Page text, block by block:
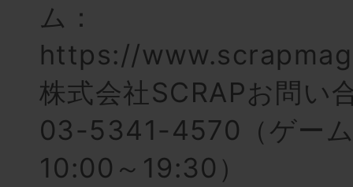
ム：
https://
株式会社SCRAPお問い
03-5341-4570（ゲー
10:00～19:30）